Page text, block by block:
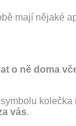
mají nějaké
o ně doma
kolečka
vás.